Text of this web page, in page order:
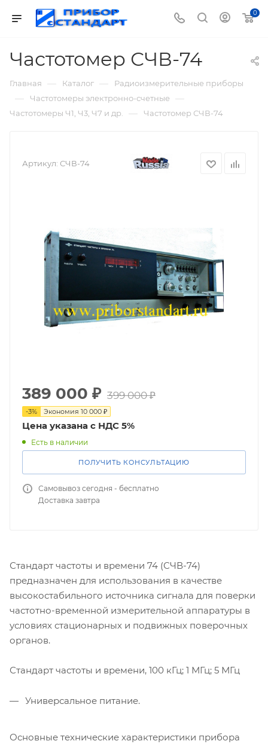
0
Частотомер СЧВ-74
Главная — Каталог — Радиоизмерительные приборы
— Частотомеры электронно-счетные —
Частотомеры Ч1, Ч3, Ч7 и др. — Частотомер СЧВ-74
Артикул: СЧВ-74
389 000 ₽ 399 000₽
-3% Экономия 10 000 ₽
Цена указана с НДС 5%
Есть в наличии
ПОЛУЧИТЬ КОНСУЛЬТАЦИЮ
Самовывоз сегодня - бесплатно
Доставка завтра
Стандарт частоты и времени 74 (СЧВ-74)
предназначен для использования в качестве
высокостабильного источника сигнала для поверки
частотно-временной измерительной аппаратуры в
условиях стационарных и подвижных поверочных
органов.
Стандарт частоты и времени, 100 кГц; 1 МГц; 5 МГц
Универсальное питание.
Основные технические характеристики прибора